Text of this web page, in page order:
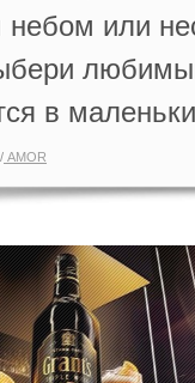
небом или
в
AMOR